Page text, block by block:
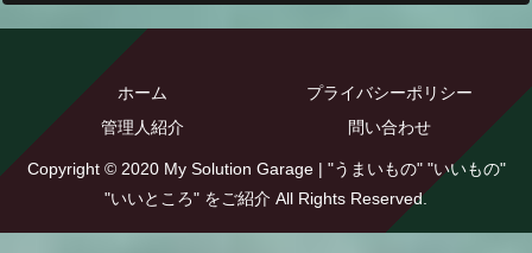
ホーム
プライバシーポリシー
管理人紹介
問い合わせ
Copyright © 2020 My Solution Garage | "うまいもの" "いいもの"
"いいところ" をご紹介 All Rights Reserved.